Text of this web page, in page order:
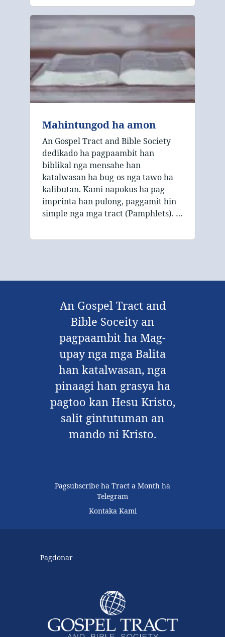
Mahintungod ha amon
An Gospel Tract and Bible Society
dedikado ha pagpaambit han
biblikal nga mensahe han
katalwasan ha bug-os nga tawo ha
kalibutan. Kami napokus ha pag-
imprinta han pulong, paggamit hin
simple nga mga tract (Pamphlets). …
An Gospel Tract and
Bible Soceity an
pagpaambit ha Mag-
upay nga mga Balita
han katalwasan, nga
pinaagi han grasya ha
pagtoo kan Hesu Kristo,
salit gintutuman an
mando ni Kristo.
Pagsubscribe ha Tract a Month ha
Telegram
Kontaka Kami
Pagdonar